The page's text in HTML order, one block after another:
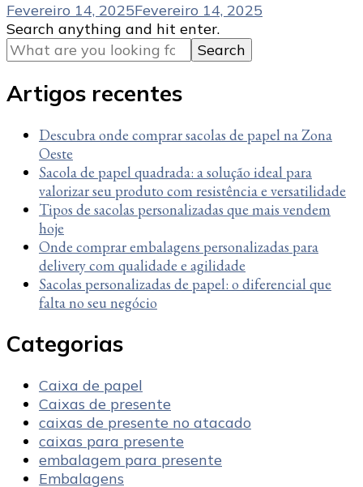
Fevereiro 14, 2025Fevereiro 14, 2025
Looking
for
Something?
Search anything and hit enter.
Artigos recentes
Descubra onde comprar sacolas de papel na Zona
Oeste
Sacola de papel quadrada: a solução ideal para
valorizar seu produto com resistência e versatilidade
Tipos de sacolas personalizadas que mais vendem
hoje
Onde comprar embalagens personalizadas para
delivery com qualidade e agilidade
Sacolas personalizadas de papel: o diferencial que
falta no seu negócio
Categorias
Caixa de papel
Caixas de presente
caixas de presente no atacado
caixas para presente
embalagem para presente
Embalagens